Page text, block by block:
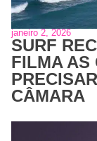
janeiro 2, 2026
SURF
FILMA AS
CÂMARA